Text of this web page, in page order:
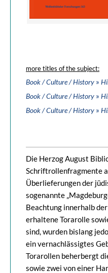
more titles of the subject:
Book / Culture / History »
Book / Culture / History »
Book / Culture / History »
Die Herzog August
Schriftrollenfragmente
Überlieferungen der
sogenannte
Beachtung innerhalb
erhaltene Torarolle
sind, wurden bislang
ein vernachlässigtes
Torarollen beherbergt
sowie zwei von einer